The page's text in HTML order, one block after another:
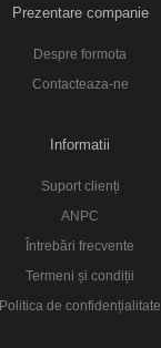
Prezentare companie
Despre formota
Contacteaza-ne
Informatii
Suport clienți
ANPC
Întrebări frecvente
Termeni și condiții
Politica de confidențialitate